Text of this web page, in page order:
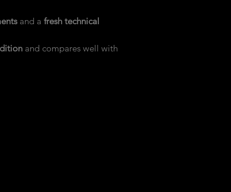
and a fresh technical
and compares well with